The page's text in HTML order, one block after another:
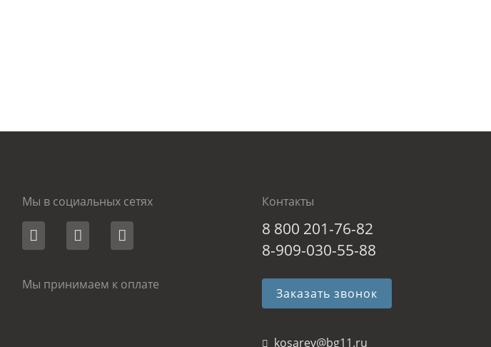
Мы в социальных сетях
Мы принимаем к оплате
Контакты
8 800 201-76-82
8-909-030-55-88
Заказать звонок
kosarev@bg11.ru